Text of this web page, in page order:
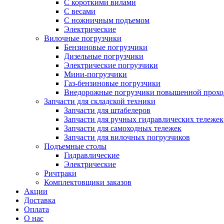
С короткими вилами
С весами
С ножничным подъемом
Электрические
Вилочные погрузчики
Бензиновые погрузчики
Дизельные погрузчики
Электрические погрузчики
Мини-погрузчики
Газ-бензиновые погрузчики
Внедорожные погрузчики повышенной
Запчасти для складской техники
Запчасти для штабелеров
Запчасти для ручных гидравлических тележек
Запчасти для самоходных тележек
Запчасти для вилочных погрузчиков
Подъемные столы
Гидравлические
Электрические
Ричтраки
Комплектовщики заказов
Акции
Доставка
Оплата
О нас